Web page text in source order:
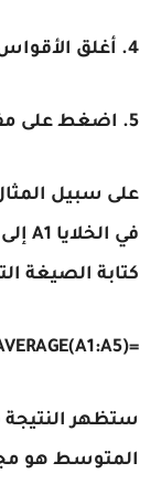
4. أغلق الأقواس.
5. اضغط على مفتاح "Enter".
على سبيل
كتابة الصيغة
=AVERAGE(A1:A5)
ستظهر النتيجة